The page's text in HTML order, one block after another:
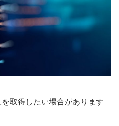
取得したい場合があります